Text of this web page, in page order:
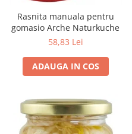
Rasnita manuala pentru
gomasio Arche Naturkuche
58,83 Lei
ADAUGA IN COS